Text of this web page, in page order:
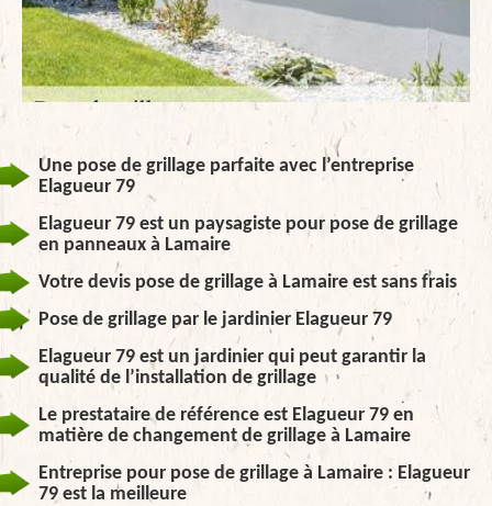
Une pose de grillage parfaite avec l’entreprise
Elagueur 79
Elagueur 79 est un paysagiste pour pose de grillage
en panneaux à Lamaire
Votre devis pose de grillage à Lamaire est sans frais
Pose de grillage par le jardinier Elagueur 79
Elagueur 79 est un jardinier qui peut garantir la
qualité de l’installation de grillage
Le prestataire de référence est Elagueur 79 en
matière de changement de grillage à Lamaire
Entreprise pour pose de grillage à Lamaire : Elagueur
79 est la meilleure